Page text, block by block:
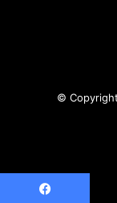
©